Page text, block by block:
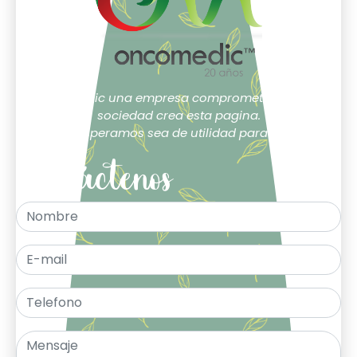
Oncomedic una empresa comprometida con la
sociedad crea esta pagina.
Esperamos sea de utilidad para ti.
Contáctenos